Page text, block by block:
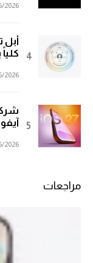
2026
أبل
2026
آيفون 11
2026
مراجعات